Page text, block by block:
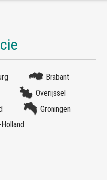
Brabant
Overijssel
Groningen